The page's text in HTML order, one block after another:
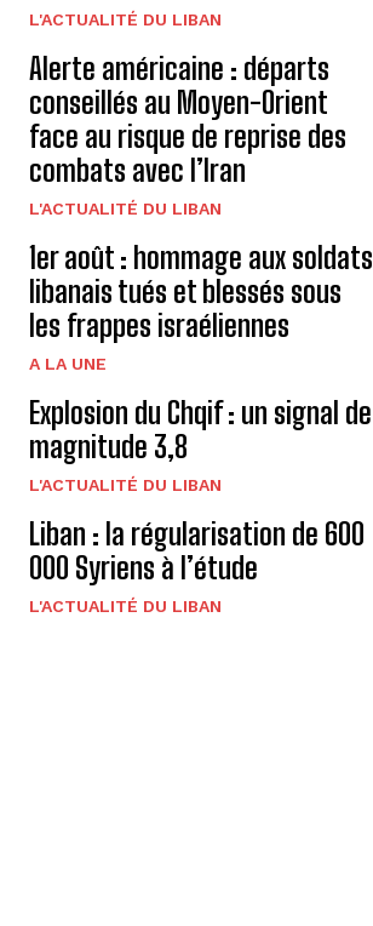
L'ACTUALITÉ DU LIBAN
Alerte américaine : départs
conseillés au Moyen-Orient
face au risque de reprise des
combats avec l’Iran
L'ACTUALITÉ DU LIBAN
1er août : hommage aux soldats
libanais tués et blessés sous
les frappes israéliennes
A LA UNE
Explosion du Chqif : un signal de
magnitude 3,8
L'ACTUALITÉ DU LIBAN
Liban : la régularisation de 600
000 Syriens à l’étude
L'ACTUALITÉ DU LIBAN